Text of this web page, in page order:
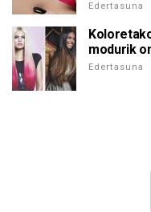
Edertasuna
modurik
Edertasuna